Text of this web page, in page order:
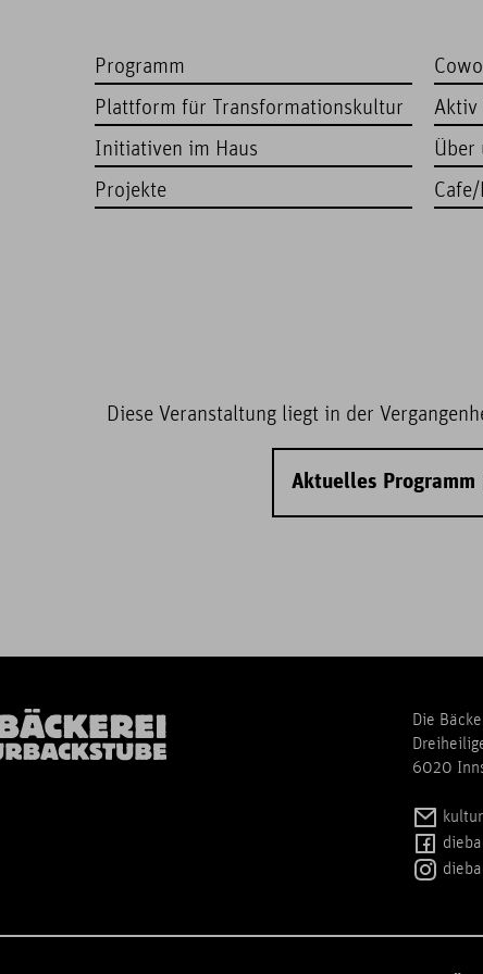
Programm
Plattform für Transformationskultur
Initiativen im Haus
Projekte
Aktiv
Über
Cafe/
Diese Veranstaltung liegt in der
Aktuelles Programm
Die
6020